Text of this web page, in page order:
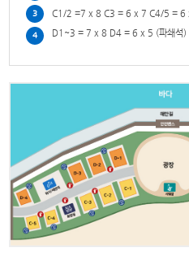
3 C1/2 =7 x 8 C3 = 6 x 7 C4/5 = 6
4 D1~3 = 7 x 8 D4 = 6 x 5 (파쇄석)